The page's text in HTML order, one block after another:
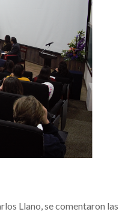
Llano, se comentaron las